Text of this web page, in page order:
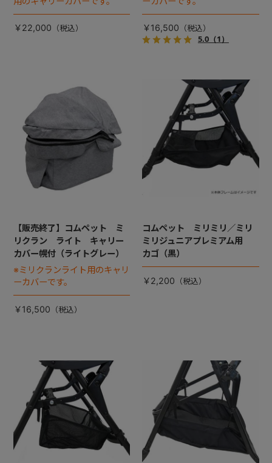
￥22,000 ￥16,500
5.0（1）
【販売終了】コムペット ミ
リクラン ライト キャリー
カバー幌付（ライトグレー）
※ミリクランライト用のキャリ
ーカバーです。
￥16,500
コムペット ミリミリ／ミリ
ミリジュニアプレミアム用
カゴ（黒）
￥2,200